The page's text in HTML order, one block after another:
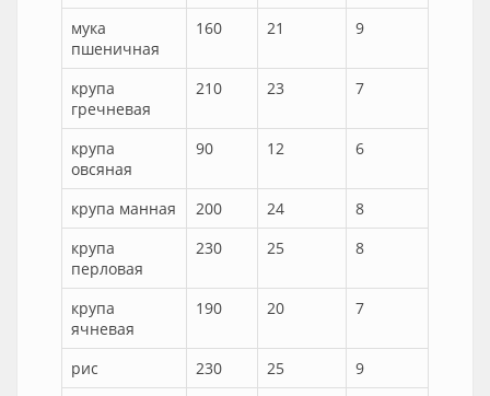
мука
пшеничная
160 21 9
крупа
гречневая
210 23 7
крупа
овсяная
90 12 6
крупа манная 200 24
8
крупа
перловая
230 25 8
крупа
ячневая
190 20 7
рис 230 25
9